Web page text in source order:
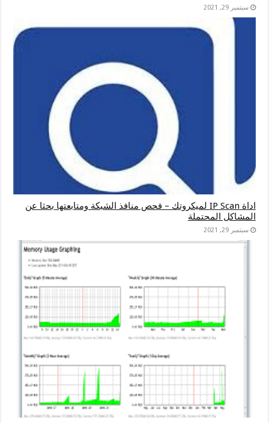
سبتمبر 29, 2021
اداة IP Scan لميكروتك – فحص منافذ الشبكة ومتابعتها بحثا عن
المشاكل المحتملة
سبتمبر 29, 2021